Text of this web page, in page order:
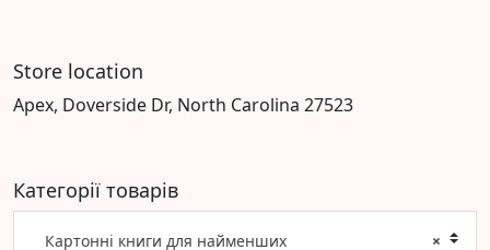
Store location
Apex, Doverside Dr, North Carolina 27523
Категорії товарів
×
Картонні книги для найменших